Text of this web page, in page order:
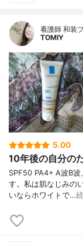
看護師 和装
TOMIY
5.00
10年後の自分の
SPF50 PA4+ A波B
す。私は肌なじみの
いならホワイトで…